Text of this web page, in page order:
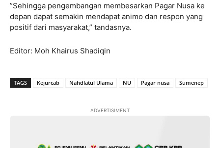
”Sehingga pengembangan membesarkan Pagar Nusa ke
depan dapat semakin mendapat animo dan respon yang
positif dari masyarakat,” tandasnya.
Editor: Moh Khairus Shadiqin
TAGS Kejurcab Nahdlatul Ulama NU Pagar nusa Sumenep
ADVERTISIMENT